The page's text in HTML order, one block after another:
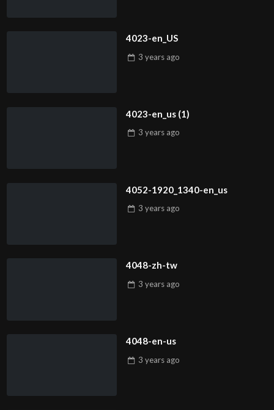
4023-en_US
3 years ago
4023-en_us (1)
3 years ago
4052-1920_1340-en_us
3 years ago
4048-zh-tw
3 years ago
4048-en-us
3 years ago